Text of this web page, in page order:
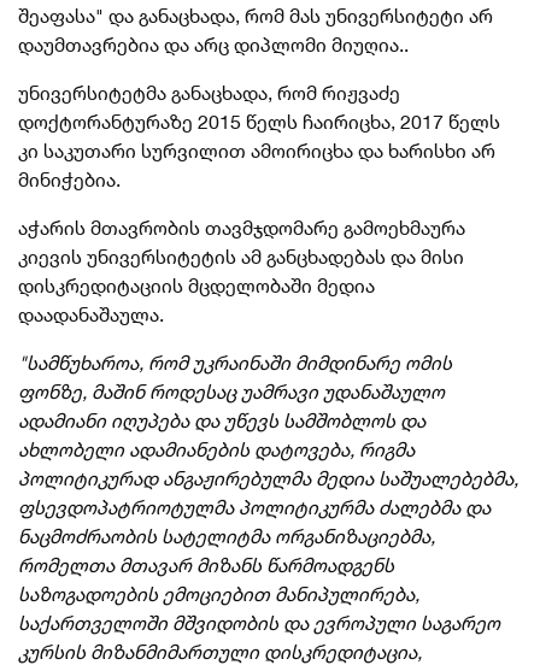
შეაფასა" და განაცხადა, რომ მას უნივერსიტეტი არ
დაუმთავრებია და არც დიპლომი მიუღია..
უნივერსიტეტმა განაცხადა, რომ რიჟვაძე
დოქტორანტურაზე 2015 წელს ჩაირიცხა, 2017 წელს
კი საკუთარი სურვილით ამოირიცხა და ხარისხი არ
მინიჭებია.
აჭარის მთავრობის თავმჯდომარე გამოეხმაურა
კიევის უნივერსიტეტის ამ განცხადებას და მისი
დისკრედიტაციის მცდელობაში მედია
დაადანაშაულა.
"სამწუხაროა, რომ უკრაინაში მიმდინარე ომის
ფონზე, მაშინ როდესაც უამრავი უდანაშაულო
ადამიანი იღუპება და უწევს სამშობლოს და
ახლობელი ადამიანების დატოვება, რიგმა
პოლიტიკურად ანგაჟირებულმა მედია საშუალებებმა,
ფსევდოპატრიოტულმაპოლიტიკურმა ძალებმა და
ნაცმოძრაობის სატელიტმა ორგანიზაციებმა,
რომელთა მთავარ მიზანს წარმოადგენს
საზოგადოების ემოციებით მანიპულირება,
საქართველოში მშვიდობის და ევროპული საგარეო
კურსის მიზანმიმართული დისკრედიტაცია,